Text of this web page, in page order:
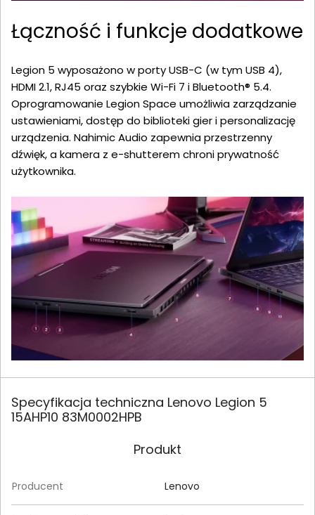
Łączność i funkcje dodatkowe
Legion 5 wyposażono w porty USB-C (w tym USB 4),
HDMI 2.1, RJ45 oraz szybkie Wi-Fi 7 i Bluetooth® 5.4.
Oprogramowanie Legion Space umożliwia zarządzanie
ustawieniami, dostęp do biblioteki gier i personalizację
urządzenia. Nahimic Audio zapewnia przestrzenny
dźwięk, a kamera z e-shutterem chroni prywatność
użytkownika.
Specyfikacja techniczna Lenovo Legion 5
15AHP10 83M0002HPB
Produkt
Producent Lenovo